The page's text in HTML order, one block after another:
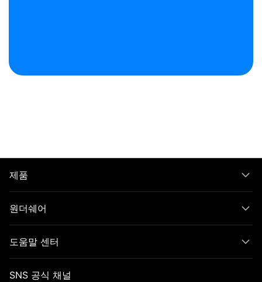
제품
원더쉐어
도움말 센터
SNS 공식 채널